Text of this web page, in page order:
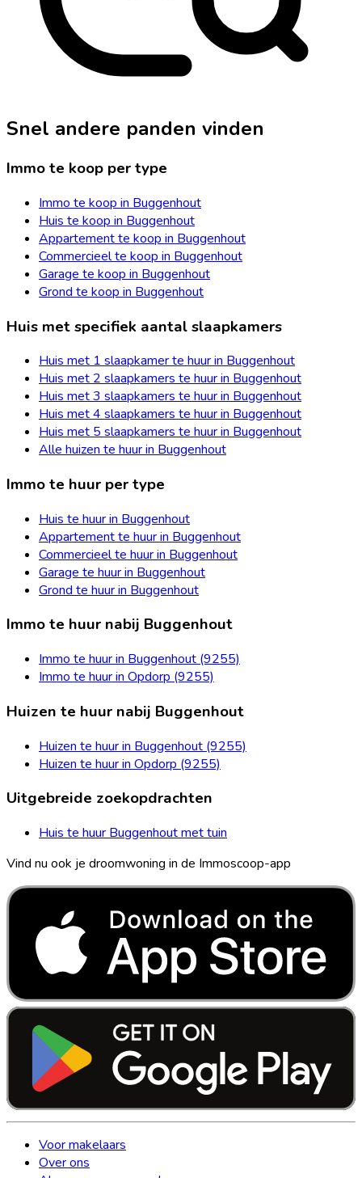
Snel andere panden vinden
Immo te koop per type
Immo te koop in Buggenhout
Huis te koop in Buggenhout
Appartement te koop in Buggenhout
Commercieel te koop in Buggenhout
Garage te koop in Buggenhout
Grond te koop in Buggenhout
Huis met specifiek aantal slaapkamers
Huis met 1 slaapkamer te huur in Buggenhout
Huis met 2 slaapkamers te huur in Buggenhout
Huis met 3 slaapkamers te huur in Buggenhout
Huis met 4 slaapkamers te huur in Buggenhout
Huis met 5 slaapkamers te huur in Buggenhout
Alle huizen te huur in Buggenhout
Immo te huur per type
Huis te huur in Buggenhout
Appartement te huur in Buggenhout
Commercieel te huur in Buggenhout
Garage te huur in Buggenhout
Grond te huur in Buggenhout
Immo te huur nabij Buggenhout
Immo te huur in Buggenhout (9255)
Immo te huur in Opdorp (9255)
Huizen te huur nabij Buggenhout
Huizen te huur in Buggenhout (9255)
Huizen te huur in Opdorp (9255)
Uitgebreide zoekopdrachten
Huis te huur Buggenhout met tuin
Vind nu ook je droomwoning in de Immoscoop-app
Voor makelaars
Over ons